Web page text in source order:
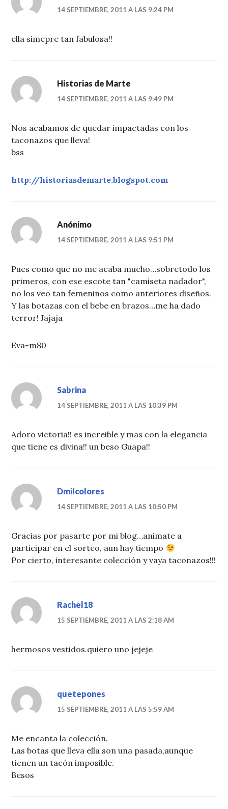
14 SEPTIEMBRE, 2011 A LAS 9:24 PM
ella simepre tan fabulosa!!
Historias de Marte
14 SEPTIEMBRE, 2011 A LAS 9:49 PM
Nos acabamos de quedar impactadas con los
taconazos que lleva!
bss
http://historiasdemarte.blogspot.com
Anónimo
14 SEPTIEMBRE, 2011 A LAS 9:51 PM
Pues como que no me acaba mucho…sobretodo los
primeros, con ese escote tan "camiseta nadador",
no los veo tan femeninos como anteriores diseños.
Y las botazas con el bebe en brazos…me ha dado
terror! Jajaja
Eva-m80
Sabrina
14 SEPTIEMBRE, 2011 A LAS 10:39 PM
Adoro victoria!! es increible y mas con la elegancia
que tiene es divina!! un beso Guapa!!
Dmilcolores
14 SEPTIEMBRE, 2011 A LAS 10:50 PM
Gracias por pasarte por mi blog…animate a
participar en el sorteo, aun hay tiempo
Por cierto, interesante colección y vaya taconazos!!!
Rachel18
15 SEPTIEMBRE, 2011 A LAS 2:18 AM
hermosos vestidos.quiero uno jejeje
quetepones
15 SEPTIEMBRE, 2011 A LAS 5:59 AM
Me encanta la colección.
Las botas que lleva ella son una pasada,aunque
tienen un tacón imposible.
Besos